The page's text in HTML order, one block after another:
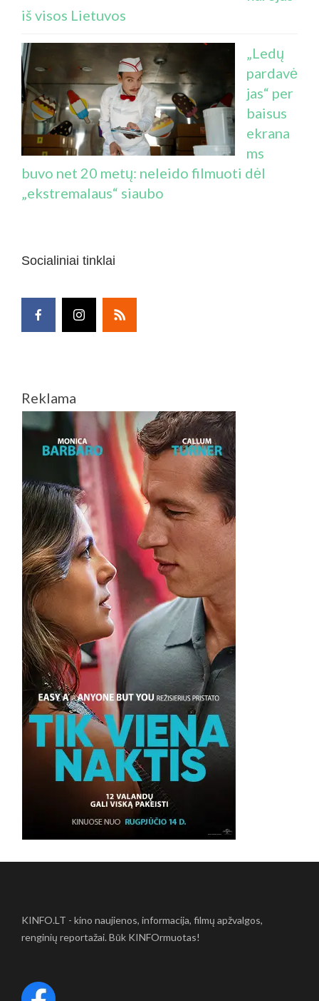
iš visos Lietuvos
„Ledų
pardavė
jas“ per
baisus
ekrana
ms
buvo net 20 metų: neleido filmuoti dėl
„ekstremalaus“ siaubo
Socialiniai tinklai
Reklama
KINFO.LT - kino naujienos, informacija, filmų apžvalgos,
renginių reportažai. Būk KINFOrmuotas!